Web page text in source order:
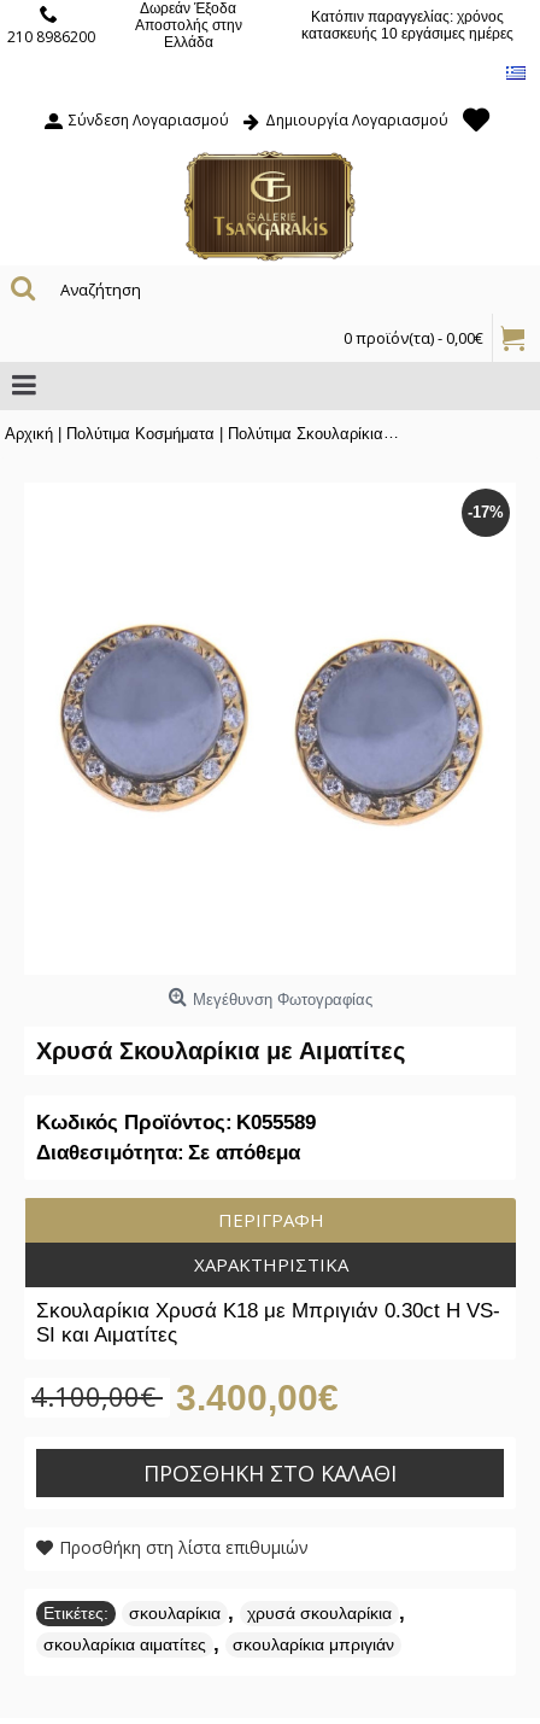
210 8986200
Δωρεάν Έξοδα
Αποστολής στην
Ελλάδα
Κατόπιν παραγγελίας: χρόνος
κατασκευής 10 εργάσιμες ημέρες
Σύνδεση Λογαριασμού Δημιουργία Λογαριασμού
0 προϊόν(τα) - 0,00€
Αρχική | Πολύτιμα Κοσμήματα | Πολύτιμα Σκουλαρίκια |Χρυσά Σκουλαρίκια
-17%
Μεγέθυνση Φωτογραφίας
Χρυσά Σκουλαρίκια με Αιματίτες
Κωδικός Προϊόντος: K055589
Διαθεσιμότητα: Σε απόθεμα
ΠΕΡΙΓΡΑΦΉ
ΧΑΡΑΚΤΗΡΙΣΤΙΚΆ
Σκουλαρίκια Χρυσά Κ18 με Μπριγιάν 0.30ct H VS-
SI και Αιματίτες
4.100,00€ 3.400,00€
ΠΡΟΣΘΉΚΗ ΣΤΟ ΚΑΛΆΘΙ
Προσθήκη στη λίστα επιθυμιών
Ετικέτες: σκουλαρίκια , χρυσά σκουλαρίκια ,
σκουλαρίκια αιματίτες , σκουλαρίκια μπριγιάν